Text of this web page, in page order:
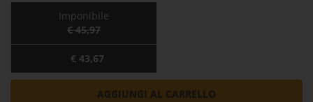
Imponibile
€ 45,97
€ 43,67
AGGIUNGI AL CARRELLO